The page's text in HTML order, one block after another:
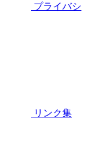
プライバシ
リンク集